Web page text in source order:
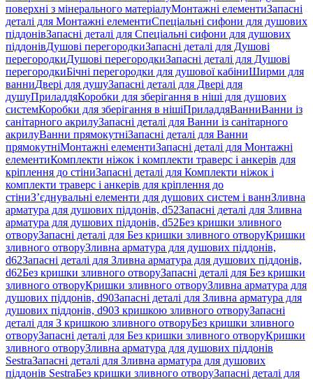
поверхні з мінерального матеріалуМонтажні елементиЗапасні
деталі для Монтажні елементиСпеціальні сифони для душових
піддонівЗапасні деталі для Спеціальні сифони для душових
піддонівДушові перегородкиЗапасні деталі для Душові
перегородкиДушові перегородкиЗапасні деталі для Душові
перегородкиБічні перегородки для душової кабіниШирми для
ванниДвері для душуЗапасні деталі для Двері для
душуПриладдяКоробки для зберігання в ніші для душових
системКоробки для зберігання в нішіПриладдяВанниВанни із
санітарного акрилуЗапасні деталі для Ванни із санітарного
акрилуВанни прямокутніЗапасні деталі для Ванни
прямокутніМонтажні елементиЗапасні деталі для Монтажні
елементиКомплекти ніжок і комплекти траверс і анкерів для
кріплення до стіниЗапасні деталі для Комплекти ніжок і
комплекти траверс і анкерів для кріплення до
стіниЗ’єднувальні елементи для душових систем і ваннЗливна
арматура для душових піддонів, d52Запасні деталі для Зливна
арматура для душових піддонів, d52Без кришки зливного
отворуЗапасні деталі для Без кришки зливного отворуКришки
зливного отворуЗливна арматура для душових піддонів,
d62Запасні деталі для Зливна арматура для душових піддонів,
d62Без кришки зливного отворуЗапасні деталі для Без кришки
зливного отворуКришки зливного отворуЗливна арматура для
душових піддонів, d90Запасні деталі для Зливна арматура для
душових піддонів, d90З кришкою зливного отворуЗапасні
деталі для З кришкою зливного отворуБез кришки зливного
отворуЗапасні деталі для Без кришки зливного отворуКришки
зливного отворуЗливна арматура для душових піддонів
SestraЗапасні деталі для Зливна арматура для душових
піддонів SestraБез кришки зливного отворуЗапасні деталі для